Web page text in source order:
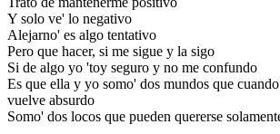
Y solo ve' lo negativo
Alejarno' es algo tentativo
Pero que hacer, si me sigue y la sigo
Si de algo yo 'toy seguro y no me confundo
Es que ella y yo somo' dos mundos que
vuelve absurdo
Somo' dos locos que pueden quererse